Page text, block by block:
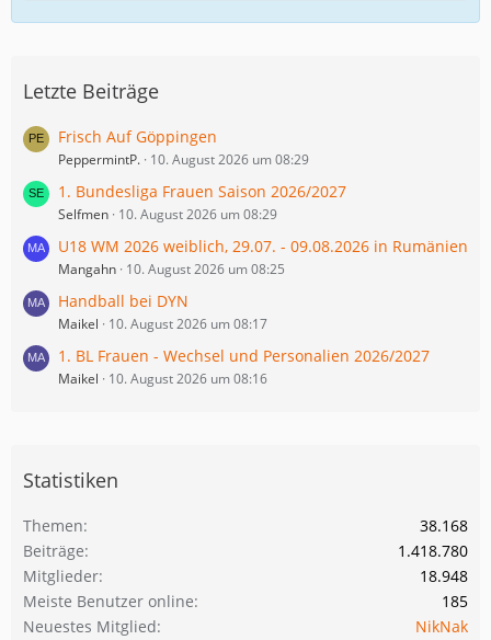
Letzte Beiträge
Frisch Auf Göppingen
PeppermintP. 10. August 2026 um 08:29
1. Bundesliga Frauen Saison 2026/2027
Selfmen 10. August 2026 um 08:29
U18 WM 2026 weiblich, 29.07. - 09.08.2026 in Rumänien
Mangahn 10. August 2026 um 08:25
Handball bei DYN
Maikel 10. August 2026 um 08:17
1. BL Frauen - Wechsel und Personalien 2026/2027
Maikel 10. August 2026 um 08:16
Statistiken
Themen
38.168
Beiträge
1.418.780
Mitglieder
18.948
Meiste Benutzer online
185
Neuestes Mitglied
NikNak